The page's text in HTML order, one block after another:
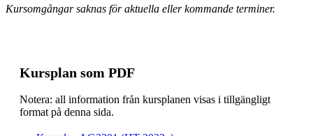
Kursomgångar saknas för aktuella eller kommande terminer.
Kursplan som PDF
Notera: all information från kursplanen visas i tillgängligt
format på denna sida.